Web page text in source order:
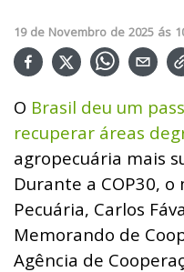
19 de Novembro de 2025 ás
O Brasil deu um
recuperar áreas
agropecuária mais
Durante a COP30,
Pecuária, Carlos
Memorando de
Agência de